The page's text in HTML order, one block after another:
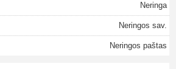
Neringa
Neringos sav.
Neringos paštas